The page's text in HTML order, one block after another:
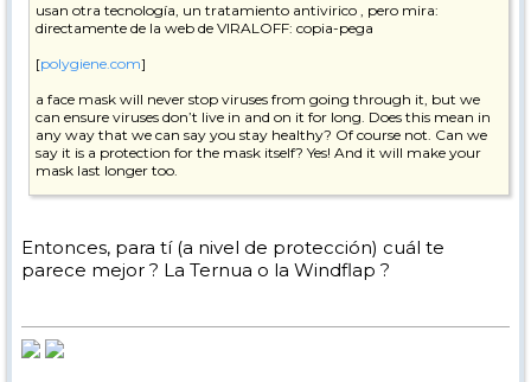
usan otra tecnología, un tratamiento antivirico , pero mira:
directamente de la web de VIRALOFF: copia-pega
[polygiene.com]
a face mask will never stop viruses from going through it, but we
can ensure viruses don’t live in and on it for long. Does this mean in
any way that we can say you stay healthy? Of course not. Can we
say it is a protection for the mask itself? Yes! And it will make your
mask last longer too.
tiempo. ¿Significa esto de alguna manera que podemos decir que se
mantiene saludable? Por supuesto no. ¿Podemos decir que es una
protección para la propia máscara? ¡Si! Y también hará que tu
Entonces, para tí (a nivel de protección) cuál te
parece mejor ? La Ternua o la Windflap ?